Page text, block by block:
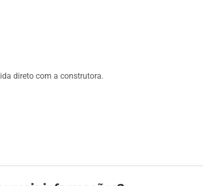
direto com a construtora.